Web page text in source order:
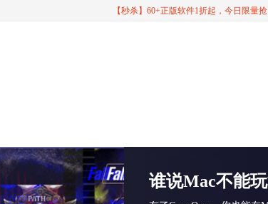
【秒杀】60+正版软件1折起，今日限量抢
谁说Mac不能